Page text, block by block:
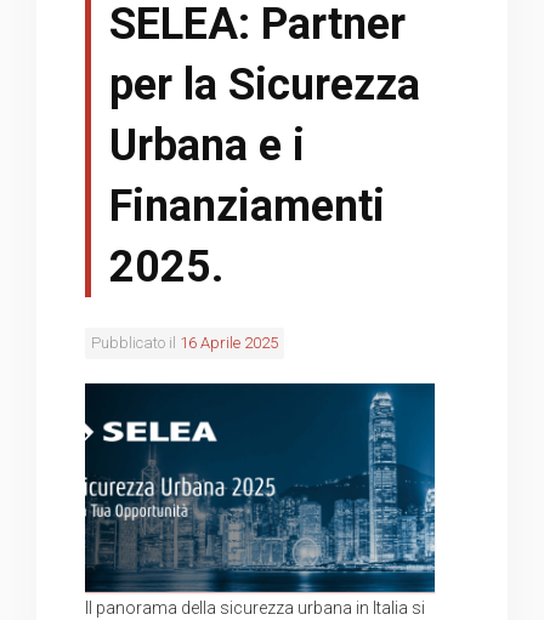
SELEA: Partner
per la Sicurezza
Urbana e i
Finanziamenti
2025.
Pubblicato il 16 Aprile 2025
Il panorama della sicurezza urbana in Italia si